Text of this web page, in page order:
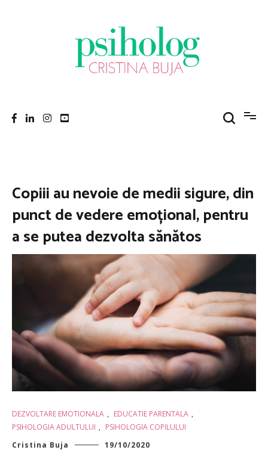
Copiii au nevoie de medii sigure, din
punct de vedere emoțional, pentru
a se putea dezvolta sănătos
DEZVOLTARE EMOTIONALA , EDUCATIE PARENTALA ,
PSIHOLOGIA ADULTULUI , PSIHOLOGIA COPILULUI
Cristina Buja
19/10/2020